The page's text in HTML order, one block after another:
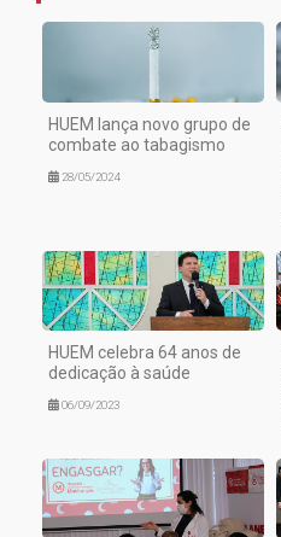
HUEM lança novo grupo de
combate ao tabagismo
28/05/2024
HUEM celebra 64 anos de
dedicação à saúde
06/09/2023